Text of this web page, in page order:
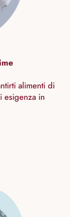
alimenti di
esigenza in